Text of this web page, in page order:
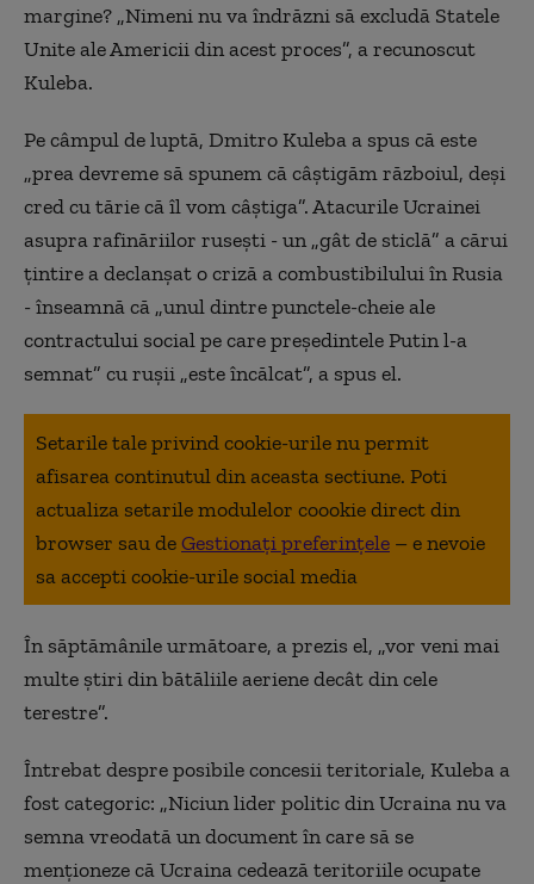
margine? „Nimeni nu va îndrăzni să excludă Statele
Unite ale Americii din acest proces”, a recunoscut
Kuleba.
Pe câmpul de luptă, Dmitro Kuleba a spus că este
„prea devreme să spunem că câștigăm războiul, deși
cred cu tărie că îl vom câștiga”. Atacurile Ucrainei
asupra rafinăriilor rusești - un „gât de sticlă” a cărui
țintire a declanșat o criză a combustibilului în Rusia
- înseamnă că „unul dintre punctele-cheie ale
contractului social pe care președintele Putin l-a
semnat” cu rușii „este încălcat”, a spus el.
Setarile tale privind cookie-urile nu permit
afisarea continutul din aceasta sectiune. Poti
actualiza setarile modulelor coookie direct din
browser sau deGestionați preferințele – e nevoie
sa accepti cookie-urile social media
În săptămânile următoare, a prezis el, „vor veni mai
multe știri din bătăliile aeriene decât din cele
terestre”.
Întrebat despre posibile concesii teritoriale, Kuleba a
fost categoric: „Niciun lider politic din Ucraina nu va
semna vreodată un document în care să se
menționeze că Ucraina cedează teritoriile ocupate